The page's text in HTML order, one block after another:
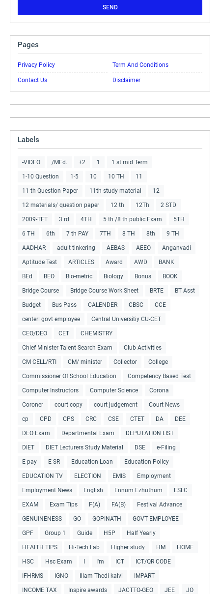
Pages
Privacy Policy Term And Conditions
Contact Us Disclaimer
Labels
-VIDEO /MEd. +2 1 1 st mid Term
1-10 Question 1-5 10 10 TH 11
11 th Question Paper 11th study material 12
12 materials/ question paper 12 th 12Th 2 STD
2009-TET 3 rd 4TH 5 th /8 th public Exam 5TH
6 TH 6th 7 th PAY 7TH 8 TH 8th 9 TH
AADHAR adult tinkering AEBAS AEEO Anganvadi
Aptitude Test ARTICLES Award AWD BANK
BEd BEO Bio-metric Biology Bonus BOOK
Bridge Course Bridge Course Work Sheet BRTE BT Asst
Budget Bus Pass CALENDER CBSC CCE
centerl govt employee Central Universitiy CU-CET
CEO/DEO CET CHEMISTRY
Chief Minister Talent Search Exam Club Activities
CM CELL/RTI CM/ minister Collector College
Commissioner Of School Education Competency Based Test
Computer Instructors Computer Science Corona
Coroner court copy court judgement Court News
cp CPD CPS CRC CSE CTET DA DEE
DEO Exam Departmental Exam DEPUTATION LIST
DIET DIET Lecturers Study Material DSE e-Filing
E-pay E-SR Education Loan Education Policy
EDUCATION TV ELECTION EMIS Employment
Employment News English Ennum Ezhuthum ESLC
EXAM Exam Tips F(A) FA(B) Festival Advance
GENUINENESS GO GOPINATH GOVT EMPLOYEE
GPF Group 1 Guide H5P Half Yearly
HEALTH TIPS Hi-Tech Lab Higher study HM HOME
HSC Hsc Exam I'm ICT ICT/QR CODE
IFHRMS IGNO Illam Thedi kalvi IMPART
INCOME TAX Inspire awards JACTTO-GEO JEE JO